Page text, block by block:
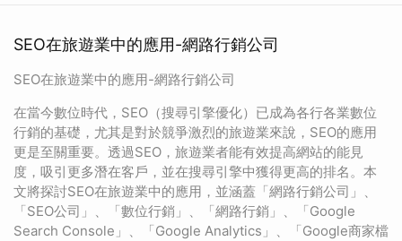
SEO在旅遊業中的應用-網路行銷公司
SEO在旅遊業中的應用-網路行銷公司
在當今數位時代，SEO（搜尋引擎優化）已成為各行各業數位
行銷的基礎，尤其是對於競爭激烈的旅遊業來說，SEO的應用
更是至關重要。透過SEO，旅遊業者能有效提高網站的能見
度，吸引更多潛在客戶，並在搜尋引擎中獲得更高的排名。本
文將探討SEO在旅遊業中的應用，並涵蓋「網路行銷公司」、
「SEO公司」、「數位行銷」、「網路行銷」、「Google
Search Console」、「Google Analytics」、「Google商家檔